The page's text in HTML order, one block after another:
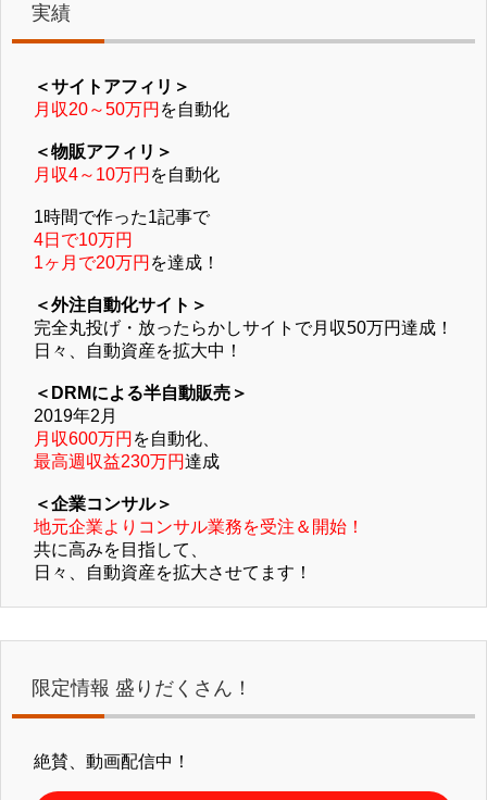
実績
＜サイトアフィリ＞
月収20～50万円 を自動化
＜物販アフィリ＞
月収4～10万円 を自動化
1時間で作った1記事で
4日で10万円
1ヶ月で20万円 を達成！
＜外注自動化サイト＞
完全丸投げ・放ったらかしサイトで月収50万円達成！
日々、自動資産を拡大中！
＜DRMによる半自動販売＞
2019年2月
月収600万円 を自動化、
最高週収益230万円達成
＜企業コンサル＞
地元企業よりコンサル業務を受注＆開始！
共に高みを目指して、
日々、自動資産を拡大させてます！
限定情報 盛りだくさん！
絶賛、動画配信中！